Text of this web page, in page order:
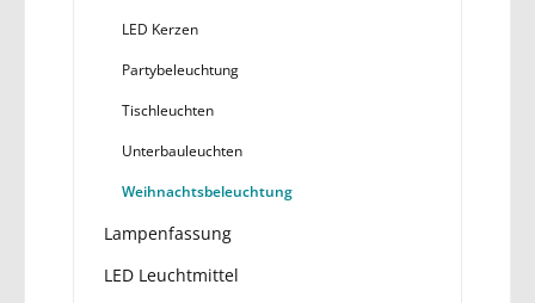
LED Kerzen
Partybeleuchtung
Tischleuchten
Unterbauleuchten
Weihnachtsbeleuchtung
Lampenfassung
LED Leuchtmittel